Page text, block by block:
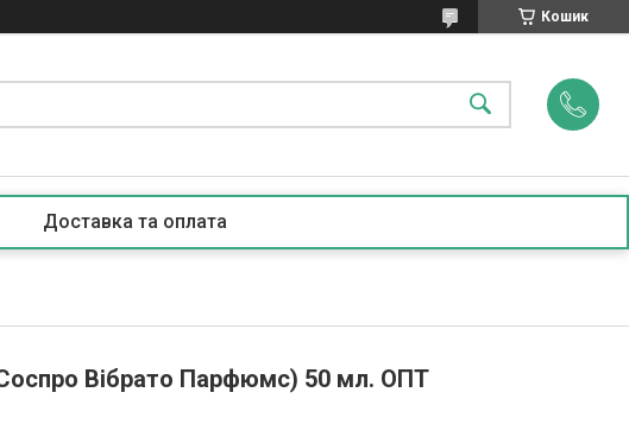
Кошик
Доставка та оплата
Вібрато Парфюмс) 50 мл. ОПТ